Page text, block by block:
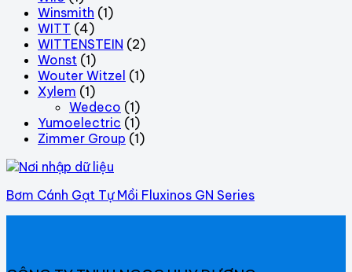
Winsmith (1)
WITT (4)
WITTENSTEIN (2)
Wonst (1)
Wouter Witzel (1)
Xylem (1)
Wedeco (1)
Yumoelectric (1)
Zimmer Group (1)
Bơm Cánh Gạt Tự Mồi Fluxinos GN Series